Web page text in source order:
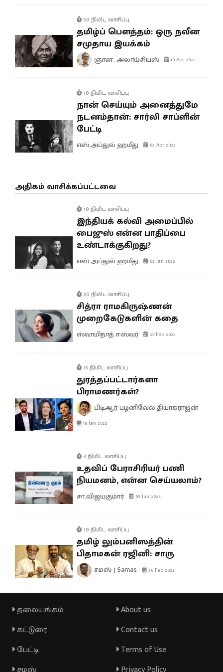
50 நிமிட வாசிப்பு
தமிழ்ப் பௌத்தம்: ஒரு நவீன
சமுதாய இயக்கம்
ஞான. அலாய்சியஸ் 10 Apr 2022
10 நிமிட வாசிப்பு
நான் செய்யும் அனைத்துமே
நடனம்தான்: சார்லி சாப்ளின்
பேட்டி
எஸ்.அப்துல் ஹமீது 02 Apr 2022
அதிகம் வாசிக்கப்பட்டவை
10 நிமிட வாசிப்பு
இந்தியக் கல்வி அமைப்பில்
பைஜுஸ் என்ன பாதிப்பை
உண்டாக்குகிறது?
எஸ்.அப்துல் ஹமீது 02 Jan 2022
20 நிமிட வாசிப்பு
சித்ரா ராமகிருஷ்ணன்
முறைகேடுகளின் கதை
ஸ்வாமிநாத் ஈஸ்வர் 25 Feb 2022
15 நிமிட வாசிப்பு
துரத்தப்பட்டார்களா
பிராமணர்கள்?
பிடிஆர் பழனிவேல் தியாகராஜன்
18 Jan 2022
3 நிமிட வாசிப்பு
உதவிப் பேராசிரியர் பணி
நியமனம், என்ன செய்யலாம்?
சா.விஜயகுமார் 09 Jun 2024
10 நிமிட வாசிப்பு
தமிழ் லும்பனிஸத்தின்
பிதாமகன் ரஜினி: சாரு
சமஸ் | Samas 26 Feb 2023
தலையங்கம்
கட்டுரை
பேட்டி
About us
Contact us
Terms of Use